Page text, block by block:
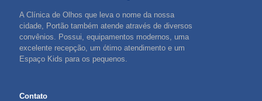
A Clínica de Olhos que leva o nome da nossa
cidade, Portão também atende através de diversos
convênios. Possui, equipamentos modernos, uma
excelente recepção, um ótimo atendimento e um
Espaço Kids para os pequenos.
Contato